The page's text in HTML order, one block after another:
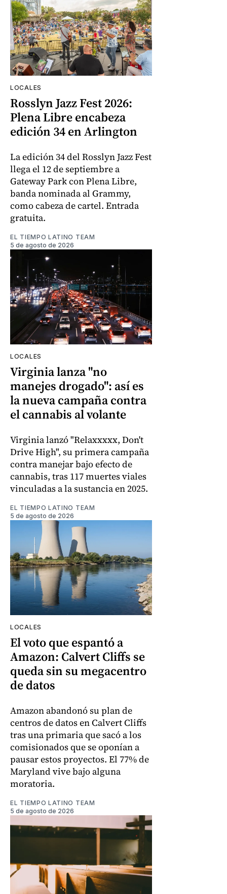
LOCALES
Rosslyn Jazz Fest 2026:
Plena Libre encabeza
edición 34 en Arlington
La edición 34 del Rosslyn Jazz Fest
llega el 12 de septiembre a
Gateway Park con Plena Libre,
banda nominada al Grammy,
como cabeza de cartel. Entrada
gratuita.
EL TIEMPO LATINO TEAM
5 de agosto de 2026
LOCALES
Virginia lanza "no
manejes drogado": así es
la nueva campaña contra
el cannabis al volante
Virginia lanzó "Relaxxxxx, Don't
Drive High", su primera campaña
contra manejar bajo efecto de
cannabis, tras 117 muertes viales
vinculadas a la sustancia en 2025.
EL TIEMPO LATINO TEAM
5 de agosto de 2026
LOCALES
El voto que espantó a
Amazon: Calvert Cliffs se
queda sin su megacentro
de datos
Amazon abandonó su plan de
centros de datos en Calvert Cliffs
tras una primaria que sacó a los
comisionados que se oponían a
pausar estos proyectos. El 77% de
Maryland vive bajo alguna
moratoria.
EL TIEMPO LATINO TEAM
5 de agosto de 2026